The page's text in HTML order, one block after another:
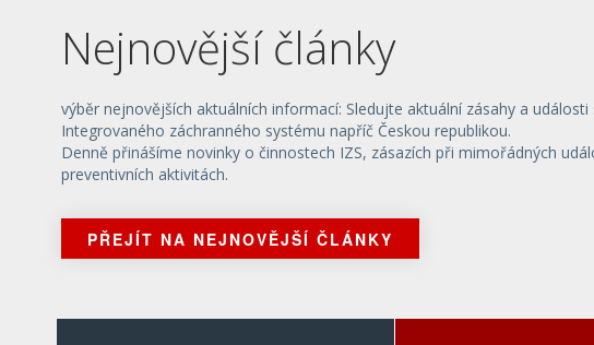
Nejnovější články
výběr nejnovějších aktuálních informací: Sledujte aktuální zásahy a události
Integrovaného záchranného systému napříč Českou republikou.
Denně přinášíme novinky o činnostech IZS, zásazích při mimořádných
preventivních aktivitách.
PŘEJÍT NA NEJNOVĚJŠÍ ČLÁNKY